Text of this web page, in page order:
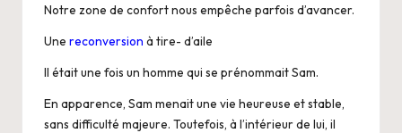
Notre zone de confort nous empêche parfois d’avancer.
Une reconversion à tire- d’aile
Il était une fois un homme qui se prénommait Sam.
En apparence, Sam menait une vie heureuse et stable,
sans difficulté majeure. Toutefois, à l’intérieur de lui, il